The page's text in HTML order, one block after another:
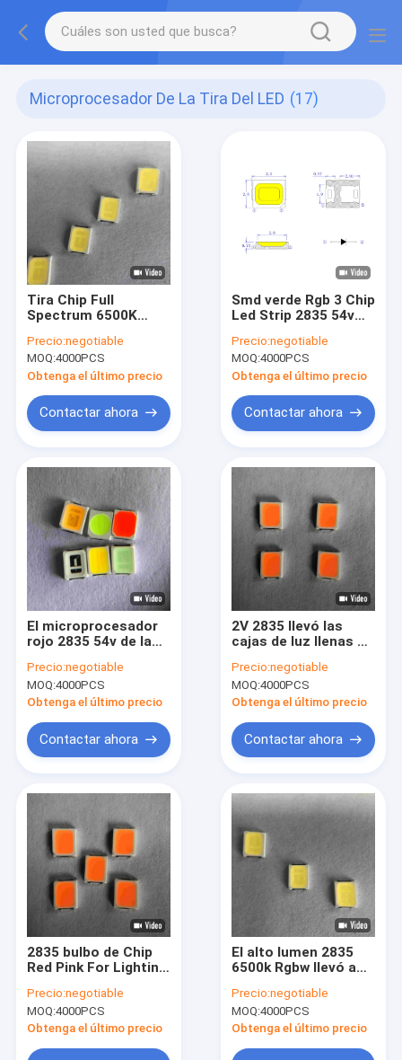
Microprocesador De La Tira Del LED (17)
Tira Chip Full
Spectrum 6500K
alta 3V 2835 SMD
LED
Precio:negotiable
MOQ:4000PCS
Obtenga el último precio
Contactar ahora
Smd verde Rgb 3 Chip
Led Strip 2835 54v
Precio:negotiable
MOQ:4000PCS
Obtenga el último precio
Contactar ahora
El microprocesador
rojo 2835 54v de la
crece ligero
Precio:negotiable
MOQ:4000PCS
Obtenga el último precio
Contactar ahora
2V 2835 llevó las
cajas de luz llenas de
Commericial del
espectro 3 del
microprocesador del
Precio:negotiable
MOQ:4000PCS
Obtenga el último precio
Contactar ahora
2835 bulbo de Chip
Red Pink For Lighting
30ma Smd LED
Precio:negotiable
MOQ:4000PCS
Obtenga el último precio
El alto lumen 2835
6500k Rgbw llevó a
Spectrum para la
decoración casera
Precio:negotiable
MOQ:4000PCS
Obtenga el último precio